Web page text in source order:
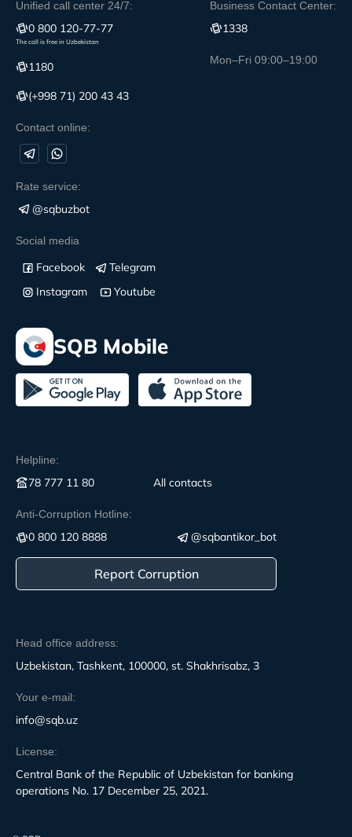
Head office address:
Uzbekistan, Tashkent, 100000, st. Shakhrisabz, 3
Your e-mail:
info@sqb.uz
License:
Central Bank of the Republic of Uzbekistan for banking
operations No. 17 December 25, 2021.
Unified call center 24/7:
0 800 120-77-77
The call is free in Uzbekistan
1180
(+998 71) 200 43 43
Contact online:
Business Contact Center:
1338
Mon–Fri 09:00–19:00
Rate service:
@sqbuzbot
Social media
Facebook
Telegram
Instagram
Youtube
SQB Mobile
Helpline:
78 777 11 80 All contacts
Anti-Corruption Hotline:
0 800 120 8888 @sqbantikor_bot
Report Corruption